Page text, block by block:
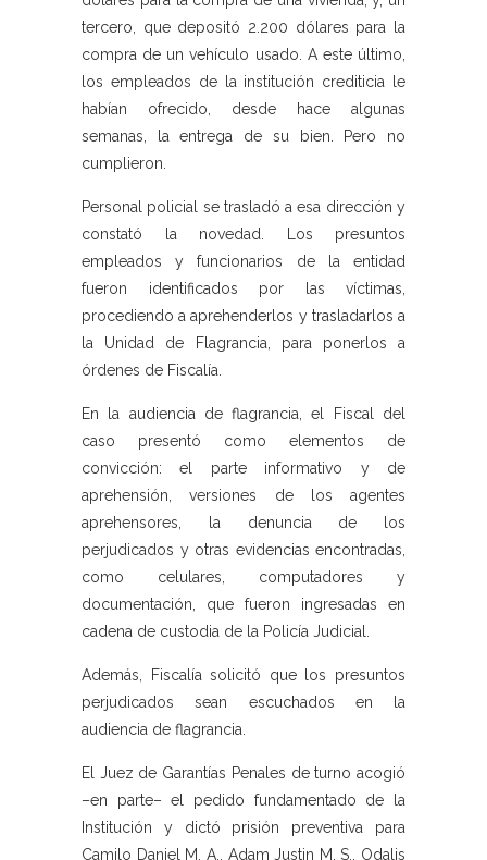
tercero, que depositó 2.200 dólares para la
compra de un vehículo usado. A este último,
los empleados de la institución crediticia le
habían ofrecido, desde hace algunas
semanas, la entrega de su bien. Pero no
cumplieron.
Personal policial se trasladó a esa dirección y
constató la novedad. Los presuntos
empleados y funcionarios de la entidad
fueron identificados por las víctimas,
procediendo a aprehenderlos y trasladarlos a
la Unidad de Flagrancia, para ponerlos a
órdenes de Fiscalía.
En la audiencia de flagrancia, el Fiscal del
caso presentó como elementos de
convicción: el parte informativo y de
aprehensión, versiones de los agentes
aprehensores, la denuncia de los
perjudicados y otras evidencias encontradas,
como celulares, computadores y
documentación, que fueron ingresadas en
cadena de custodia de la Policía Judicial.
Además, Fiscalía solicitó que los presuntos
perjudicados sean escuchados en la
audiencia de flagrancia.
El Juez de Garantías Penales de turno acogió
–en parte– el pedido fundamentado de la
Institución y dictó prisión preventiva para
Camilo Daniel M. A., Adam Justin M. S., Odalis